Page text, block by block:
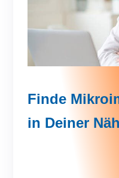
Finde
in Deiner